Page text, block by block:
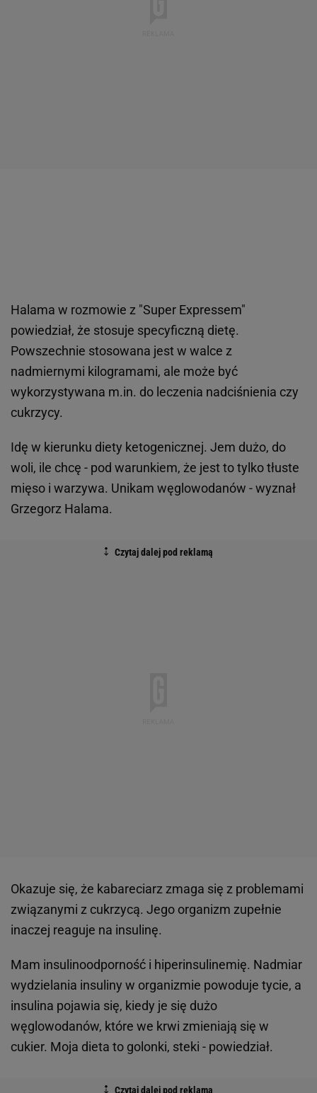
Halama w rozmowie z "Super Expressem"
powiedział, że stosuje specyficzną dietę.
Powszechnie stosowana jest w walce z
nadmiernymi kilogramami, ale może być
wykorzystywana m.in. do leczenia nadciśnienia czy
cukrzycy.
Idę w kierunku diety ketogenicznej. Jem dużo, do
woli, ile chcę - pod warunkiem, że jest to tylko tłuste
mięso i warzywa. Unikam węglowodanów - wyznał
Grzegorz Halama.
Okazuje się, że kabareciarz zmaga się z problemami
związanymi z cukrzycą. Jego organizm zupełnie
inaczej reaguje na insulinę.
Mam insulinoodporność i hiperinsulinemię. Nadmiar
wydzielania insuliny w organizmie powoduje tycie, a
insulina pojawia się, kiedy je się dużo
węglowodanów, które we krwi zmieniają się w
cukier. Moja dieta to golonki, steki - powiedział.